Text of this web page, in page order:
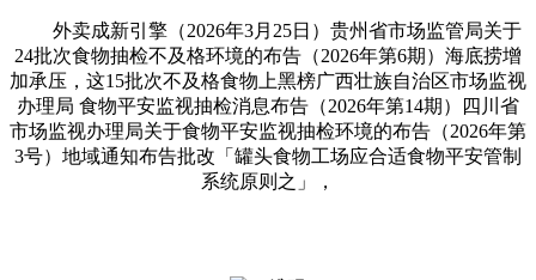
外卖成新引擎（2026年3月25日）贵州省市场监管局关于
24批次食物抽检不及格环境的布告（2026年第6期）海底捞增
加承压，这15批次不及格食物上黑榜广西壮族自治区市场监视
办理局 食物平安监视抽检消息布告（2026年第14期）四川省
市场监视办理局关于食物平安监视抽检环境的布告（2026年第
3号）地域通知布告批改「罐头食物工场应合适食物平安管制
系统原则之」，